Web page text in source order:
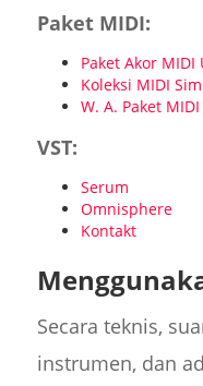
Paket MIDI:
Paket Akor MIDI
Koleksi MIDI
W. A. Paket
VST:
Serum
Omnisphere
Kontakt
Secara teknis,
instrumen, dan